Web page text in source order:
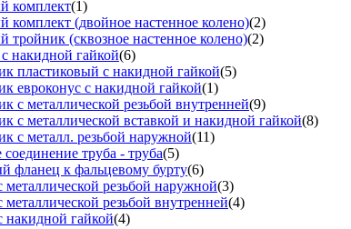
комплект(1)
комплект (двойное настенное колено)(2)
тройник (сквозное настенное колено)(2)
накидной гайкой(6)
пластиковый с накидной гайкой(5)
евроконус с накидной гайкой(1)
с металлической резьбой внутренней(9)
с металлической вставкой и накидной гайкой(8)
с металл. резьбой наружной(11)
соединение труба - труба(5)
фланец к фальцевому бурту(6)
металлической резьбой наружной(3)
резьбой внутренней(4)
накидной гайкой(4)